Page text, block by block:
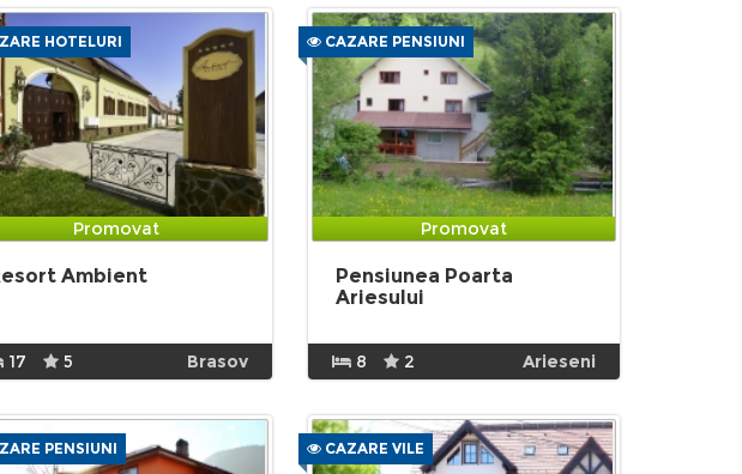
HOTELURI
Promovat
Ambient
17 5 Brasov
CAZARE PENSIUNI
Promovat
Pensiunea Poarta
Ariesului
8 2 Arieseni
PENSIUNI CAZARE VILE